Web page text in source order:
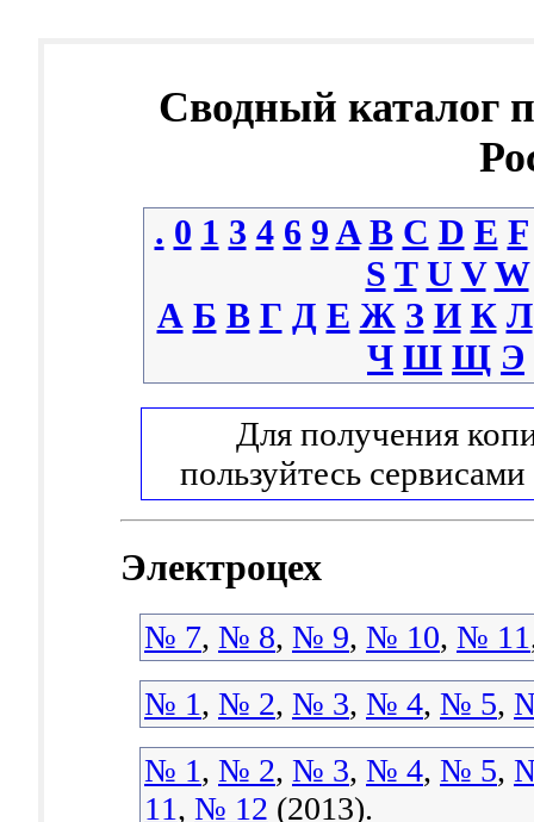
Сводный каталог
. 0 1 3 4 6 9 A B C D E F
S T U V W
А Б В Г Д Е Ж З И К Л
Ч Ш Щ Э
Для получения
пользуйтесь сервисами
Электроцех
№ 7, № 8, № 9, № 10, № 11
№ 1, № 2, № 3, № 4, № 5,
№ 1, № 2, № 3, № 4, № 5,
11, № 12 (2013).